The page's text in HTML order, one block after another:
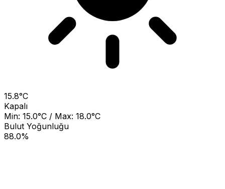
15.8°C
Kapalı
Min: 15.0°C / Max: 18.0°C
Bulut Yoğunluğu
88.0%